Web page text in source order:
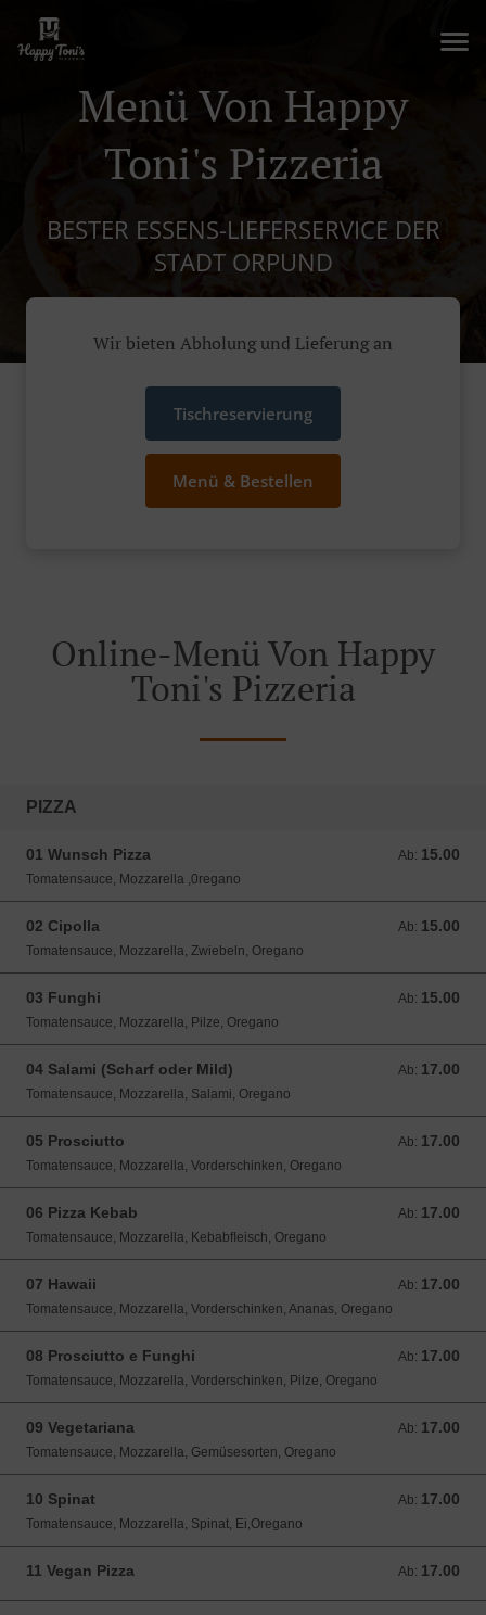
Menü Von Happy
Toni's Pizzeria
BESTER ESSENS-LIEFERSERVICE DER
STADT ORPUND
Wir bieten Abholung und Lieferung an
Tischreservierung
Menü & Bestellen
Online-Menü Von Happy
Toni's Pizzeria
PIZZA
01 Wunsch Pizza Ab: 15.00
Ab: 15.00 CHF
Tomatensauce, Mozzarella ,0regano
02 Cipolla Ab: 15.00
Ab: 15.00 CHF
Tomatensauce, Mozzarella, Zwiebeln, Oregano
03 Funghi Ab: 15.00
Ab: 15.00 CHF
Tomatensauce, Mozzarella, Pilze, Oregano
04 Salami (Scharf oder Mild) Ab: 17.00
Ab: 17.00 CHF
Tomatensauce, Mozzarella, Salami, Oregano
05 Prosciutto Ab: 17.00
Ab: 17.00 CHF
Tomatensauce, Mozzarella, Vorderschinken, Oregano
06 Pizza Kebab Ab: 17.00
Ab: 17.00 CHF
Tomatensauce, Mozzarella, Kebabﬂeisch, Oregano
07 Hawaii Ab: 17.00
Ab: 17.00 CHF
Tomatensauce, Mozzarella, Vorderschinken, Ananas, Oregano
08 Prosciutto e Funghi Ab: 17.00
Ab: 17.00 CHF
Tomatensauce, Mozzarella, Vorderschinken, Pilze, Oregano
09 Vegetariana Ab: 17.00
Ab: 17.00 CHF
Tomatensauce, Mozzarella, Gemüsesorten, Oregano
10 Spinat Ab: 17.00
Ab: 17.00 CHF
Tomatensauce, Mozzarella, Spinat, Ei,Oregano
11 Vegan Pizza Ab: 17.00
Ab: 17.00 CHF